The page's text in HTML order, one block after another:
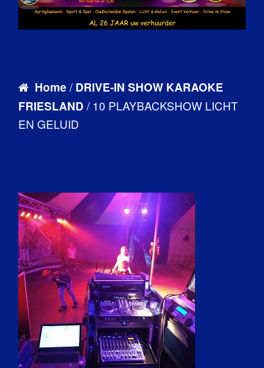
Home /DRIVE-IN SHOW KARAOKE
FRIESLAND / 10 PLAYBACKSHOW LICHT
EN GELUID